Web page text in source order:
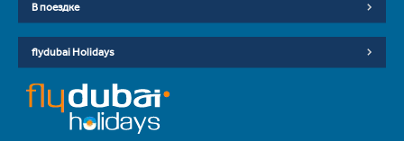
В поездке
flydubai Holidays